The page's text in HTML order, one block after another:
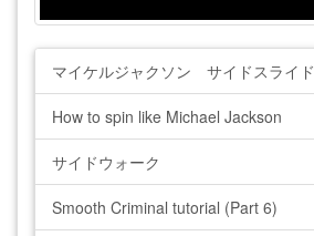
マイケルジャクソン サイドスライド
How to spin like Michael Jackson
サイドウォーク
Smooth Criminal tutorial (Part 6)